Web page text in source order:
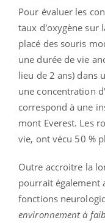
Pour évaluer les
taux d'oxygène sur
placé des souris
une durée de vie
lieu de 2 ans) dans
une concentration
correspond à une
mont Everest. Les
vie, ont vécu 50 %
Outre accroitre la
pourrait également
fonctions
environnement à